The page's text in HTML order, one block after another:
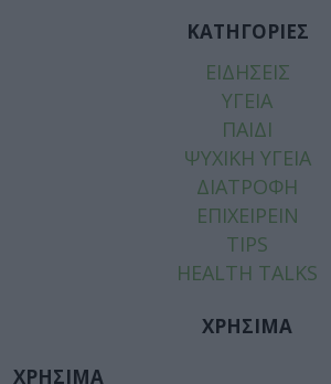
ΚΑΤΗΓΟΡΙΕΣ
ΕΙΔΗΣΕΙΣ
ΥΓΕΙΑ
ΠΑΙΔΙ
ΨΥΧΙΚΗ ΥΓΕΙΑ
ΔΙΑΤΡΟΦΗ
ΕΠΙΧΕΙΡΕΙΝ
TIPS
HEALTH TALKS
ΧΡΗΣΙΜΑ
ΧΡΗΣΙΜΑ